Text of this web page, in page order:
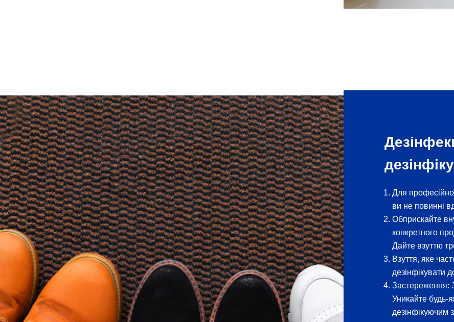
Для
ви не повинні
Обприскайте
конкретного
Дайте взуттю
Взуття, яке
дезінфікувати
Застереження:
Уникайте будь-
дезінфікуючим